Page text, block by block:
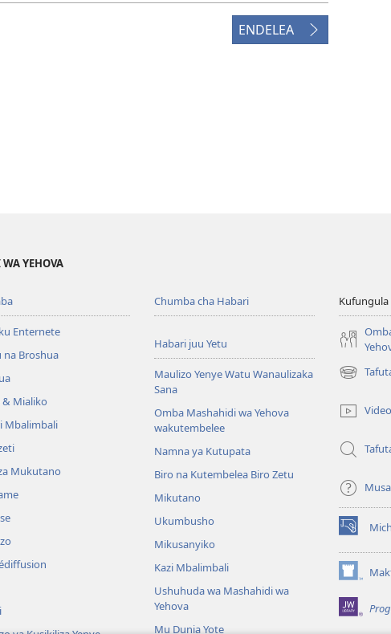
ENDELEA
YEHOVA
Enternete
na Broshua
& Mialiko
Mbalimbali
Mukutano
Chumba cha Habari
Habari juu Yetu
Maulizo Yenye Watu Wanaulizaka
Sana
Omba Mashahidi wa Yehova
wakutembelee
Namna ya Kutupata
Biro na Kutembelea Biro Zetu
Mikutano
Ukumbusho
Mikusanyiko
Kazi Mbalimbali
Ushuhuda wa Mashahidi wa
Yehova
Mu Dunia Yote
Kufungula
(opens
window)Video
(opens
new
window)
(opens
new
window)